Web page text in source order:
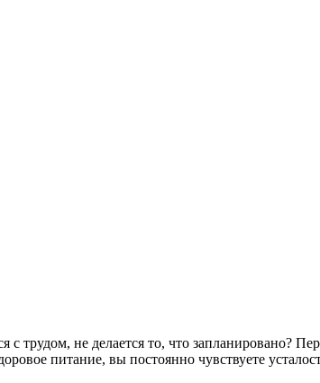
трудом, не делается то, что запланировано?
питание, вы постоянно чувствуете